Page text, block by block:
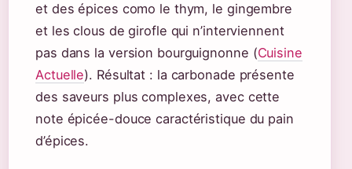
et des épices como le thym, le gingembre
et les clous de girofle qui n’interviennent
pas dans la version bourguignonne (Cuisine
Actuelle). Résultat : la carbonade présente
des saveurs plus complexes, avec cette
note épicée-douce caractéristique du pain
d’épices.